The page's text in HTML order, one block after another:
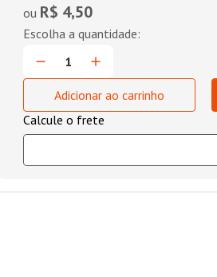
ou R$ 4,50
Adicionar ao carrinho